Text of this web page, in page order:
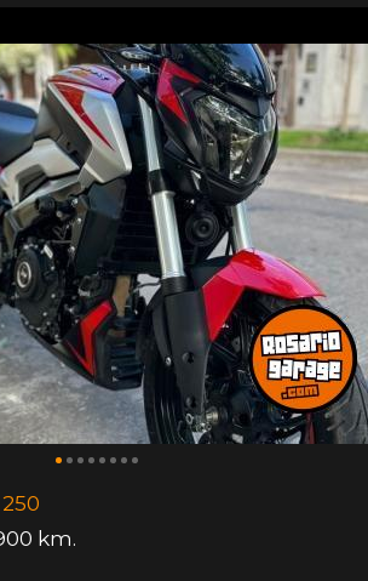
km.